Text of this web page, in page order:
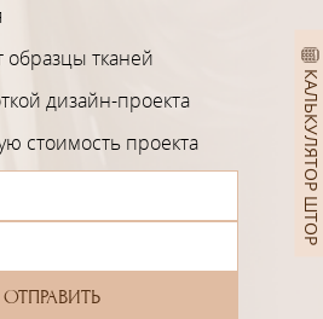
КАЛЬКУЛЯТОР ШТОР
тканей
дизайн-проекта
стоимость проекта